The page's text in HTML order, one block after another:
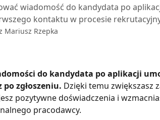
wiadomość do kandydata po
kontaktu w procesie
Mariusz Rzepka
do kandydata po aplikacji
zgłoszeniu. Dzięki temu zwiększasz
pozytywne doświadczenia i
pracodawcy.